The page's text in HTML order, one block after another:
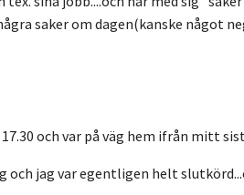
saker om dagen(kanske något
och var på väg hem ifrån mitt
och jag var egentligen helt